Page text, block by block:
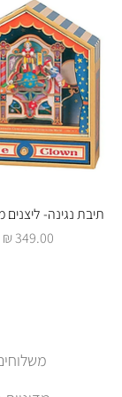
תצוגה
תיבת נגינה- ליצנים
מחיר